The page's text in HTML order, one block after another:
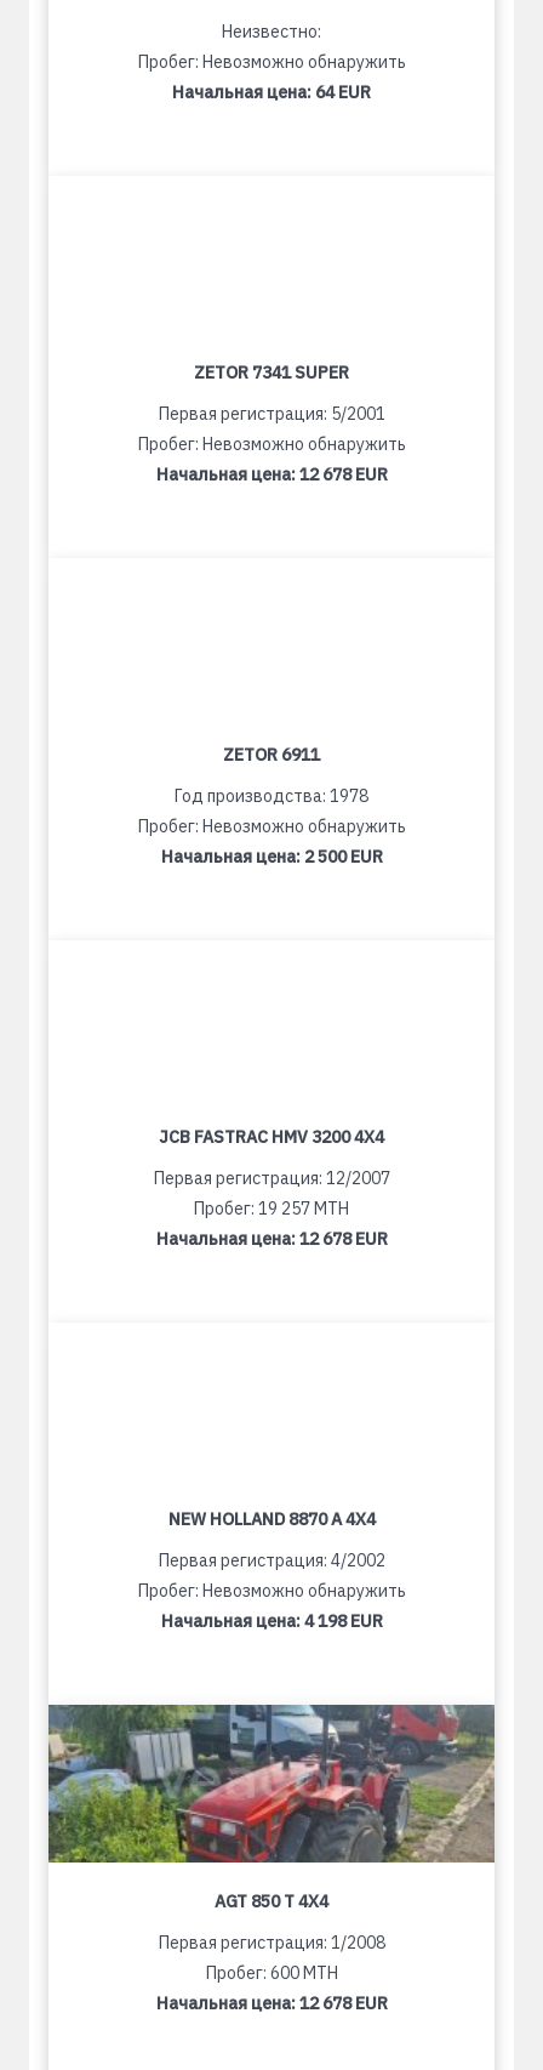
Неизвестно:
Пробег: Невозможно обнаружить
Начальная цена: 64 EUR
ZETOR 7341 SUPER
Первая регистрация: 5/2001
Пробег: Невозможно обнаружить
Начальная цена:12 678 EUR
ZETOR 6911
Год производства: 1978
Пробег: Невозможно обнаружить
Начальная цена: 2 500 EUR
JCB FASTRAC HMV 3200 4X4
Первая регистрация: 12/2007
Пробег: 19 257 MTH
Начальная цена:12 678 EUR
NEW HOLLAND 8870 A 4X4
Первая регистрация: 4/2002
Пробег: Невозможно обнаружить
Начальная цена:4 198 EUR
AGT 850 T 4X4
Первая регистрация: 1/2008
Пробег: 600 MTH
Начальная цена:12 678 EUR